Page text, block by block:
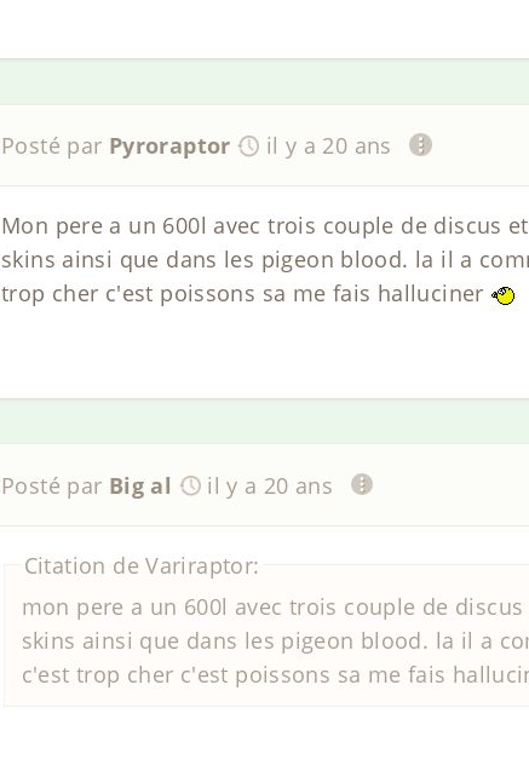
Posté par Pyroraptor il y a 20 ans
Mon pere a un 600l avec trois couple de discus
skins ainsi que dans les pigeon blood. la il a
trop cher c'est poissons sa me fais halluciner
Posté par Big al il y a 20 ans
Citation de Variraptor:
mon pere a un 600l avec trois couple de
skins ainsi que dans les pigeon blood. la il a
c'est trop cher c'est poissons sa me fais